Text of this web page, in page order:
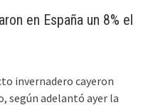
en España un 8% el
invernadero cayeron
según adelantó ayer la